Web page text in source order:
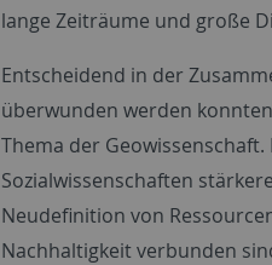
lange Zeiträume und große
Entscheidend in der
überwunden werden
Thema der
Sozialwissenschaften
Neudefinition von
Nachhaltigkeit verbunden